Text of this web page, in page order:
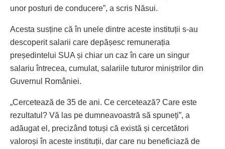
unor posturi de conducere”, a scris Năsui.
Acesta susține că în unele dintre aceste instituții s-au
descoperit salarii care depășesc remunerația
președintelui SUA și chiar un caz în care un singur
salariu întrecea, cumulat, salariile tuturor miniștrilor din
Guvernul României.
„Cercetează de 35 de ani. Ce cercetează? Care este
rezultatul? Vă las pe dumneavoastră să spuneți”, a
adăugat el, precizând totuși că există și cercetători
valoroși în aceste instituții, dar care nu beneficiază de